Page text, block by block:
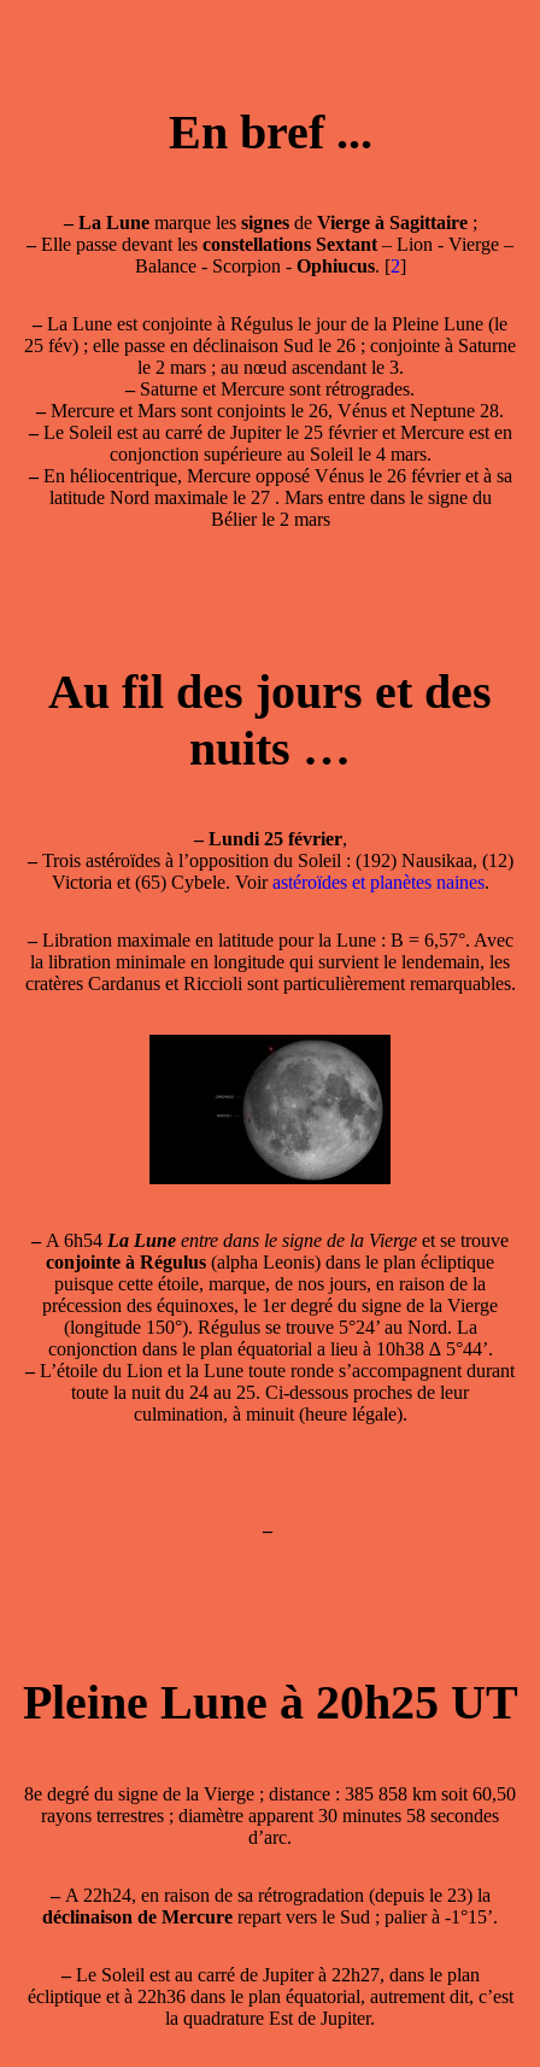
En bref ...
– La Lunemarque les signesde Vierge à Sagittaire;
–Elle passe devant les constellations Sextant – Lion - Vierge –
Balance - Scorpion - Ophiucus. [2]
–La Lune est conjointe à Régulus le jour de la Pleine Lune (le
25 fév) ; elle passe en déclinaison Sud le 26 ; conjointe à Saturne
le 2 mars ; au nœud ascendant le 3.
–Saturne et Mercure sont rétrogrades.
–Mercure et Mars sont conjoints le 26, Vénus et Neptune 28.
–Le Soleil est au carré de Jupiter le 25 février et Mercure est en
conjonction supérieure au Soleil le 4 mars.
–En héliocentrique, Mercure opposé Vénus le 26 février et à sa
latitude Nord maximale le 27 . Mars entre dans le signe du
Bélier le 2 mars
Au fil des jours et des
nuits …
– Lundi 25 février,
–Trois astéroïdes à l’opposition du Soleil : (192) Nausikaa, (12)
Victoria et (65) Cybele. Voirastéroïdes et planètes naines.
– Libration maximale en latitudepour la Lune : B = 6,57°. Avec
la libration minimale en longitude qui survient le lendemain, les
cratères Cardanus et Riccioli sont particulièrement remarquables.
–A 6h54 La Lune entre dans le signe de la Vierge et se trouve
conjointe à Régulus (alpha Leonis) dans le plan écliptique
puisque cette étoile, marque, de nos jours, en raison de la
précession des équinoxes, le 1er degré du signe de la Vierge
(longitude 150°). Régulus se trouve 5°24’ au Nord. La
conjonction dans le plan équatorial a lieu à 10h38 ∆ 5°44’.
–L’étoile du Lion et la Lune toute ronde s’accompagnent durant
toute la nuit du 24 au 25. Ci-dessous proches de leur
culmination, à minuit (heure légale).
–
Pleine Lune à 20h25 UT
8e degré du signe de la Vierge ; distance : 385 858 km soit 60,50
rayons terrestres ; diamètre apparent 30 minutes 58 secondes
d’arc.
–A 22h24, en raison de sa rétrogradation (depuis le 23) la
déclinaison de Mercure repart vers le Sud ; palier à -1°15’.
– Le Soleil est au carré de Jupiterà 22h27, dans le plan
écliptique et à 22h36 dans le plan équatorial, autrement dit, c’est
la quadrature Est de Jupiter.